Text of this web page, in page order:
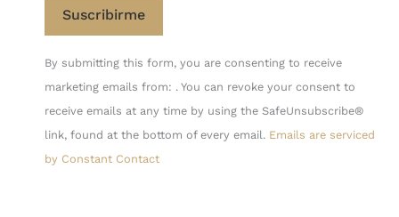
Constant
Contact
Use.
Please
leave
By submitting this form, you are consenting to receive
marketing emails from: . You can revoke your consent to
receive emails at any time by using the SafeUnsubscribe®
link, found at the bottom of every email. Emails are serviced
by Constant Contact